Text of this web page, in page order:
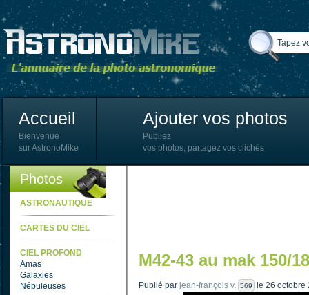
Accueil
Bienvenue
sur AstronoMike
Ajouter vos photos
Publiez
vos photos, partagez vos clichés
Photos
ASTRONAUTIQUE
CARTES DU CIEL
CIEL PROFOND
Amas
Galaxies
Nébuleuses
M42-43 au mak 150/
Publié par jean-françois v. 569 le 26